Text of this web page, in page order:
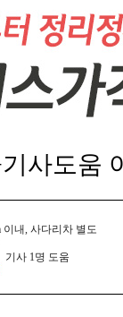
사도움
이내, 사다리차 별도
기사 1명 도움